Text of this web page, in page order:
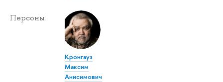
Персоны
Кронгауз
Максим
Анисимович